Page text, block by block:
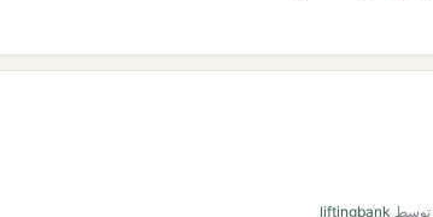
توسط liftingbank